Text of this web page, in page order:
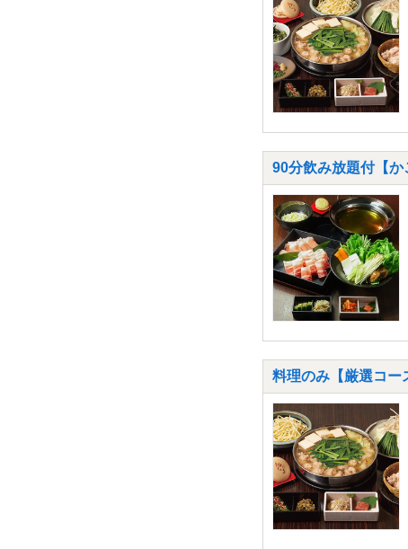
90分飲み放題付【
料理のみ【厳選コー